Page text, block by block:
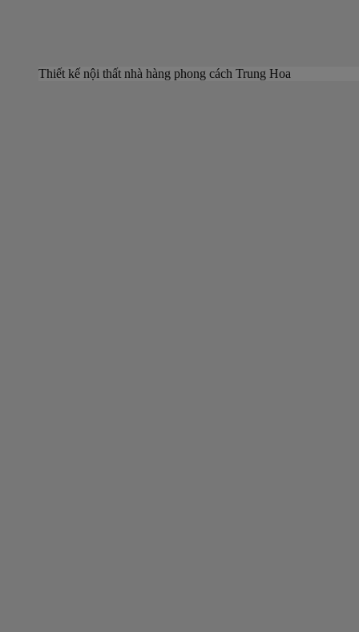
Thiết kế nội thất nhà hàng phong cách Trung Hoa